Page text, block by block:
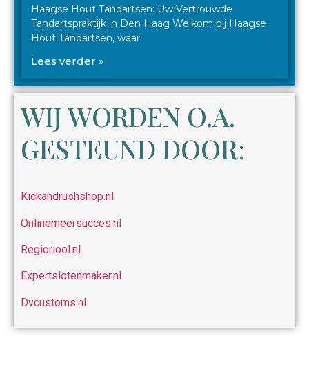
Haagse Hout Tandartsen: Uw Vertrouwde
Tandartspraktijk in Den Haag Welkom bij Haagse
Hout Tandartsen, waar
Lees verder »
WIJ WORDEN O.A.
GESTEUND DOOR:
Kickandrushshop.nl
Onlinemeersucces.nl
Regioriool.nl
Expertslotenmaker.nl
Dvcustoms.nl